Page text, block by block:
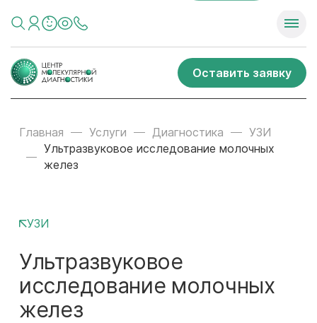
Оставить заявку
Главная Услуги Диагностика
УЗИ
Ультразвуковое исследование молочных
желез
УЗИ
Ультразвуковое
исследование молочных
желез